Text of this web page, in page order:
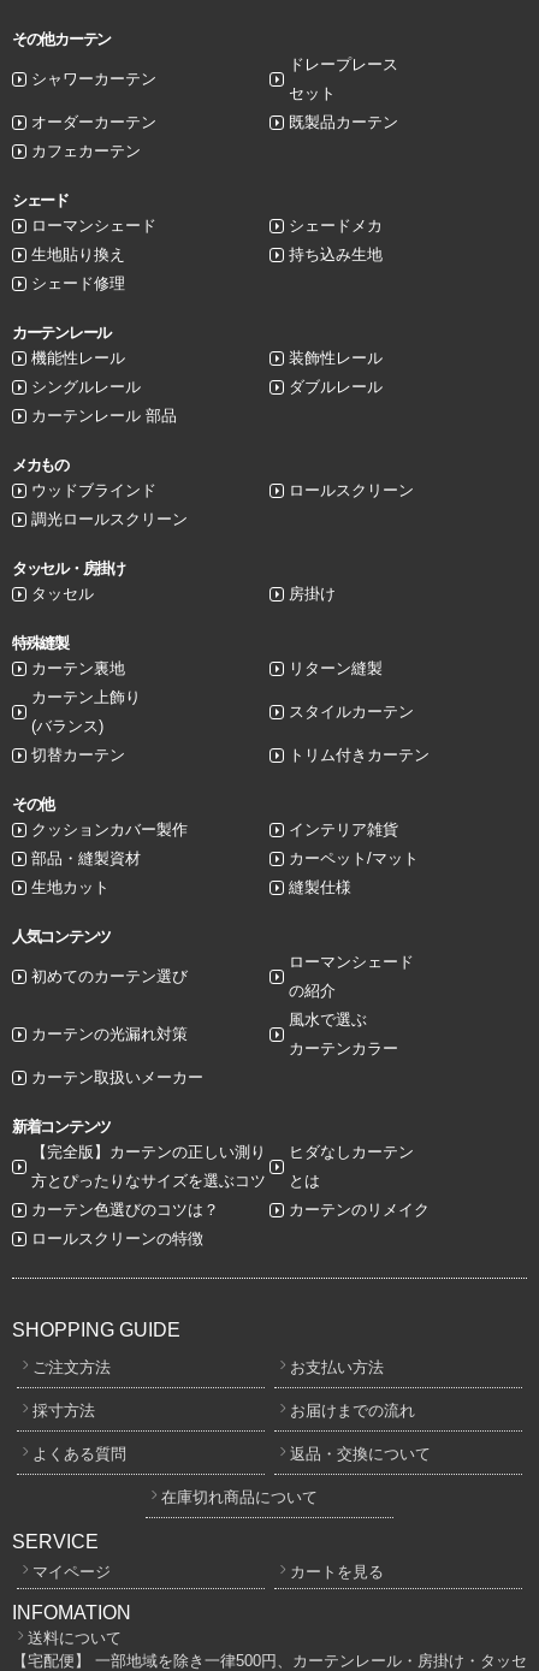
その他カーテン
シャワーカーテン
ドレープレース
セット
オーダーカーテン
既製品カーテン
カフェカーテン
シェード
ローマンシェード
シェードメカ
生地貼り換え
持ち込み生地
シェード修理
カーテンレール
機能性レール
装飾性レール
シングルレール
ダブルレール
カーテンレール 部品
メカもの
ウッドブラインド
ロールスクリーン
調光ロールスクリーン
タッセル・房掛け
タッセル
房掛け
特殊縫製
カーテン裏地
リターン縫製
カーテン上飾り
(バランス)
スタイルカーテン
切替カーテン トリム付きカーテン
その他
クッションカバー製作
インテリア雑貨
部品・縫製資材
カーペット/マット
生地カット
縫製仕様
人気コンテンツ
初めてのカーテン選び
ローマンシェード
の紹介
カーテンの光漏れ対策
風水で選ぶ
カーテンカラー
カーテン取扱いメーカー
新着コンテンツ
【完全版】カーテンの正しい測り
方とぴったりなサイズを選ぶコツ
ヒダなしカーテン
とは
カーテン色選びのコツは？
カーテンのリメイク
ロールスクリーンの特徴
SHOPPING GUIDE
ご注文方法 お支払い方法
採寸方法 お届けまでの流れ
よくある質問 返品・交換について
在庫切れ商品について
SERVICE
マイページ カートを見る
INFOMATION
送料について
【宅配便】 一部地域を除き一律500円、カーテンレール・房掛け・タッセ